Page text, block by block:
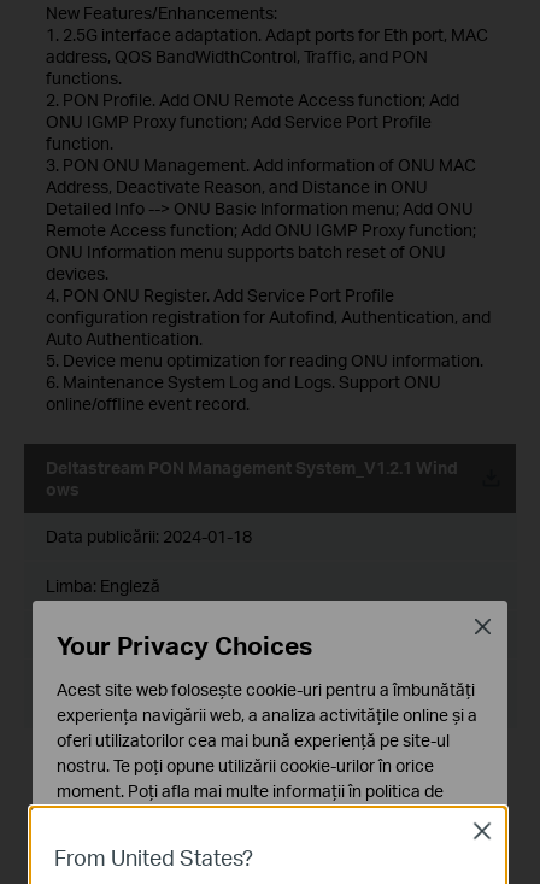
New Features/Enhancements:
1. 2.5G interface adaptation. Adapt ports for Eth port, MAC
address, QOS BandWidthControl, Traffic, and PON
functions.
2. PON Profile. Add ONU Remote Access function; Add
ONU IGMP Proxy function; Add Service Port Profile
function.
3. PON ONU Management. Add information of ONU MAC
Address, Deactivate Reason, and Distance in ONU
DetaiIed Info --> ONU Basic lnformation menu; Add ONU
Remote Access function; Add ONU IGMP Proxy function;
ONU Information menu supports batch reset of ONU
devices.
4. PON ONU Register. Add Service Port Profile
configuration registration for Autofind, Authentication, and
Auto Authentication.
5. Device menu optimization for reading ONU information.
6. Maintenance System Log and Logs. Support ONU
online/offline event record.
Deltastream PON Management System_V1.2.1 Wind
ows
Data publicării: 2024-01-18
Limba: Engleză
Dimensiune Fişier: 113.19 MB
Sistem de Operare: Windows
7.x/Windows8.x/Windows10.x/Windows Server Series
New Features:
1.L2 Function
Eth port and MAC address modules are compatible with
2.QoS Function
The Class of Service DSCP module adjusts the Remap
From United States?
Close
Your Privacy Choices
Acest site web folosește cookie-uri pentru a îmbunătăți
experiența navigării web, a analiza activitățile online și a
oferi utilizatorilor cea mai bună experiență pe site-ul
nostru. Te poți opune utilizării cookie-urilor în orice
moment. Poți afla mai multe informații în politica de
Cookie-uri de bază
Close